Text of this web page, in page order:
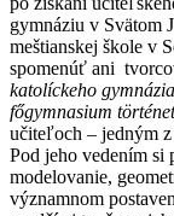
gymnáziu v Svätom
meštianskej škole v
spomenúť ani
katolíckeho
főgymnasium
učiteľoch – jedným
Pod jeho vedením si
modelovanie,
významnom